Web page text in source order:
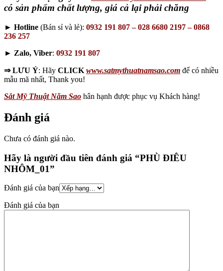
có sản phẩm chất lượng, giá cả lại phải chăng
► Hotline (Bán sỉ và lẻ): 0932 191 807 – 028 6680 2197 – 0868
236 257
► Zalo, Viber: 0932 191 807
⇒ LƯU Ý: Hãy CLICK www.satmythuatnamsao.com để có nhiều
mẫu mã nhất, Thank you!
Sắt Mỹ Thuật Năm Sao hân hạnh được phục vụ Khách hàng!
Đánh giá
Chưa có đánh giá nào.
Hãy là người đầu tiên đánh giá “PHÙ ĐIÊU
NHÔM_01”
Đánh giá của bạn
Đánh giá của bạn